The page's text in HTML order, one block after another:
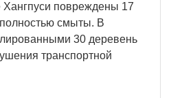
Хангпуси повреждены 17
смыты. В
30 деревень
транспортной